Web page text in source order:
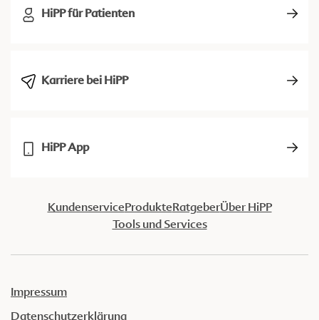
HiPP für Patienten
Karriere bei HiPP
HiPP App
KundenserviceProdukteRatgeberÜber HiPP
Tools und Services
Impressum
Datenschutzerklärung